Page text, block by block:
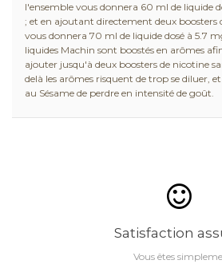
l'ensemble vous donnera 60 ml de liquide
; et en ajoutant directement deux boosters
vous donnera 70 ml de liquide dosé à 5.7
liquides Machin sont boostés en arômes
ajouter jusqu'à deux boosters de nicotine
delà les arômes risquent de trop se diluer,
au Sésame de perdre en intensité de goût.
Satisfaction
Vous êtes